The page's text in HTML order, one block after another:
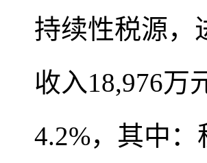
持续性税源，
收入18,976万
4.2%，其中